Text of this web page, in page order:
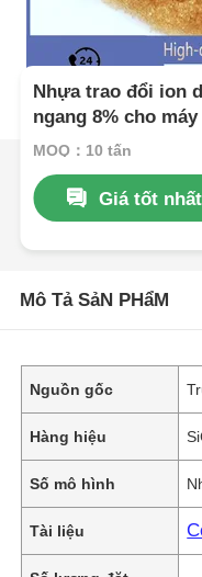
Nhựa trao đổi ion
ngang 8% cho
cation axit mạnh
MOQ：10 tấn
Giá tốt nhất
Mô Tả SảN PHẩM
Nguồn gốc
Hàng hiệu
Số mô hình
Tài liệu